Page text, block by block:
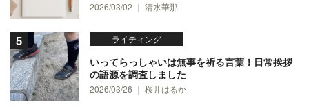
2026/03/02 ｜ 清水華那
ライティング
いってらっしゃいは無事を祈る言葉！日常挨拶
の語源を調査しました
2026/03/26 ｜ 桜井はるか